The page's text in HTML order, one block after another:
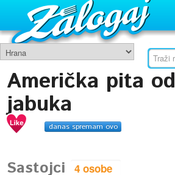
Američka pita od
jabuka
danas spremam ovo
Sastojci